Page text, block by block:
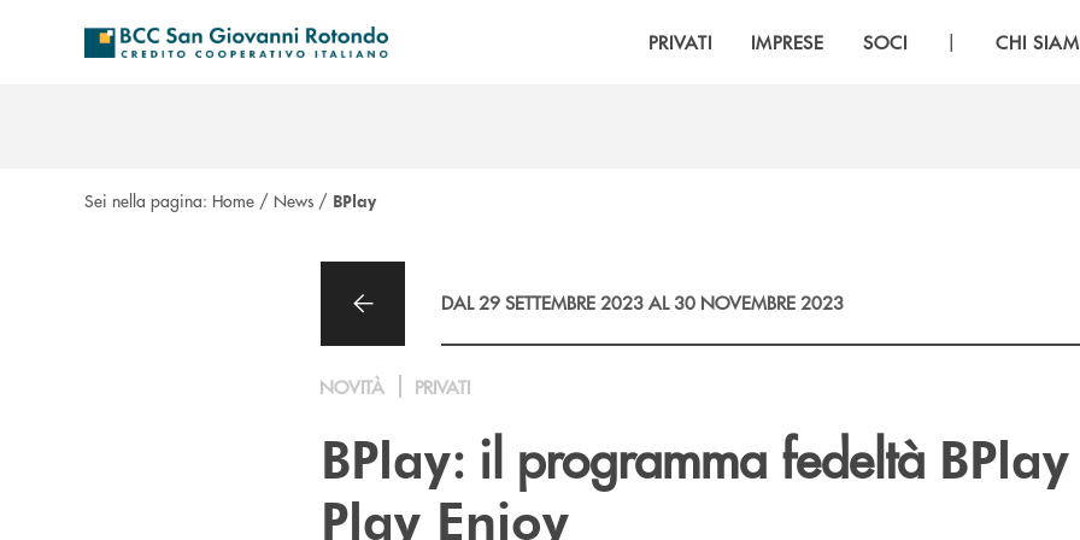
PRIVATI IMPRESE SOCI | CHI
Sei nella pagina: Home / News / BPlay
DAL 29 SETTEMBRE 2023 AL 30 NOVEMBRE 2023
NOVITÀ PRIVATI
BPlay: il programma fedeltà
Play Enjoy